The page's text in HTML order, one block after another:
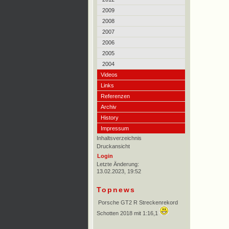
2009
2008
2007
2006
2005
2004
Videos
Links
Referenzen
Archiv
History
Impressum
Inhaltsverzeichnis
Druckansicht
Login
Letzte Änderung:
13.02.2023, 19:52
Topnews
Porsche GT2 R Streckenrekord
Schotten 2018 mit 1:16,1